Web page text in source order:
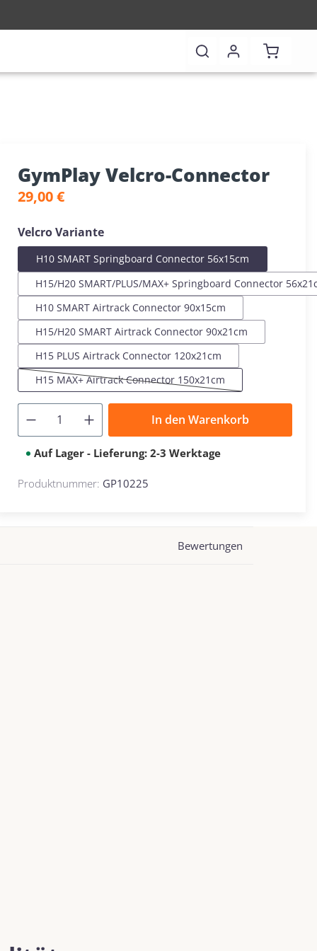
GymPlay Velcro-Connector
Regulärer Preis:
29,00 €
Velcro Varianteauswählen
H10 SMART Springboard Connector 56x15cm
H15/H20 SMART/PLUS/MAX+ Springboard Connector
H10 SMART Airtrack Connector 90x15cm
H15/H20 SMART Airtrack Connector 90x21cm
H15 PLUS Airtrack Connector 120x21cm
H15 MAX+ Airtrack Connector 150x21cm
(Diese Option ist zurzeit nicht verfügbar.)
In den Warenkorb
Auf Lager - Lieferung: 2-3 Werktage
Produktnummer: GP10225
Bewertungen